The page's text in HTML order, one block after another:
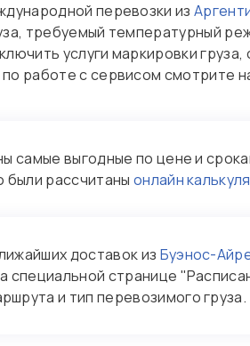
перевозки из
требуемый температурный
услуги маркировки
работе с сервисом смотрите
самые выгодные по цене и
были рассчитаны онлайн
доставок из Буэнос-
специальной странице
и тип перевозимого груза.